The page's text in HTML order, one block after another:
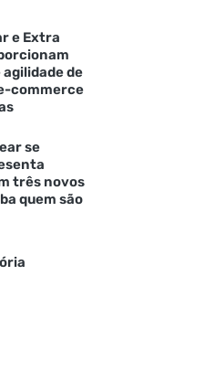
e Extra
de
commerce
se
três novos
quem são